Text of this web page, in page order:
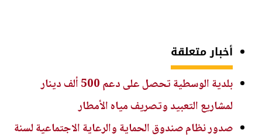
أخبار متعلقة
بلدية الوسطية تحصل على دعم 500 ألف دينار
لمشاريع التعبيد وتصريف مياه الأمطار
صدور نظام صندوق الحماية والرعاية الاجتماعية لسنة